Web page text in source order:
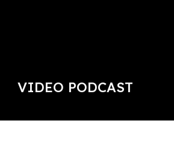
VIDEO PODCAST